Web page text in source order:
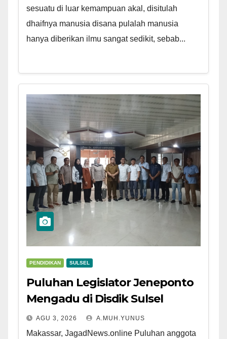
sesuatu di luar kemampuan akal, disitulah
dhaifnya manusia disana pulalah manusia
hanya diberikan ilmu sangat sedikit, sebab...
PENDIDIKAN SULSEL
Puluhan Legislator Jeneponto
Mengadu di Disdik Sulsel
AGU 3, 2026 A.MUH.YUNUS
Makassar, JagadNews.online Puluhan anggota